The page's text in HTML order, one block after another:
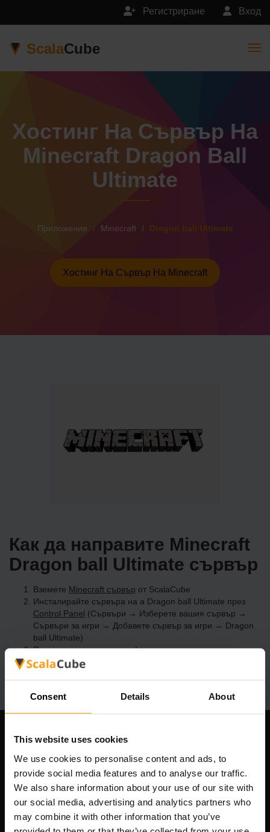
Consent Details About
This website uses cookies
We use cookies to personalise content and ads, to
provide social media features and to analyse our traffic.
We also share information about your use of our site with
our social media, advertising and analytics partners who
may combine it with other information that you’ve
Вход
Регистриране
ScalaCube
Хостинг На Сървър На
Minecraft Dragon Ball
Ultimate
Приложения Minecraft Dragon ball Ultimate
Хостинг На Сървър На Minecraft
Как да направите Minecraft
Dragon ball Ultimate сървър
Вземете Minecraft сървър от ScalaCube
Инсталирайте сървъра на a Dragon ball Ultimate през
Control Panel (Сървъри → Изберете вашия сървър →
Сървъри за игри → Добавете сървър за игри → Dragon
ball Ultimate)
Приятна игра на сървъра!
Нашата компания
Scalable Hosting Solutions OÜ
Регистрационен код: 14652605
ДДС номер: EE102133820